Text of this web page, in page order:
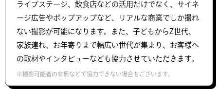
ライブステージ、飲食店などの活用だけでなく、サイネ
ージ広告やポップアップなど、リアルな商業でしか撮れ
ない撮影が可能になります。また、子どもからZ世代、
家族連れ、お年寄りまで幅広い世代が集まり、お客様へ
の取材やインタビューなども協力させていただきます。
※撮影可能者の有無などで協力できない場合もございます。